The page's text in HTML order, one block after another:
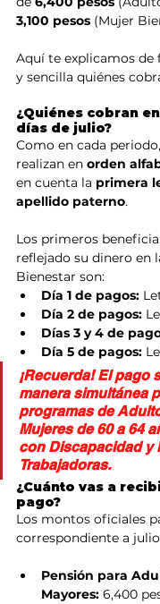
3,100 pesos (Mujer
Aquí te explicamos
y sencilla quiénes
¿Quiénes cobran
días de julio?
Como en cada
realizan en orden
en cuenta la primera
apellido paterno.
Los primeros
reflejado su dinero en
Bienestar son:
Día 1 de pagos:
Día 2 de pagos:
Días 3 y 4 de
Día 5 de pagos:
¡Recuerda! El pago
manera simultánea
programas de
Mujeres de 60 a 64
con Discapacidad y
Trabajadoras.
¿Cuánto vas a
pago?
Los montos oficiales
correspondiente a
Pensión para
Mayores: 6,400